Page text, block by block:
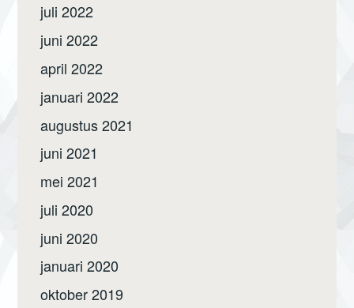
juli 2022
juni 2022
april 2022
januari 2022
augustus 2021
juni 2021
mei 2021
juli 2020
juni 2020
januari 2020
oktober 2019